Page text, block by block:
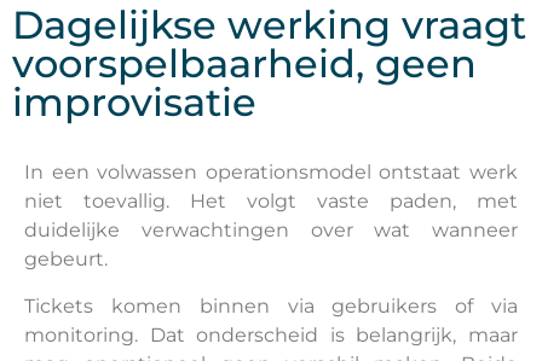
Dagelijkse werking vraagt
voorspelbaarheid, geen
improvisatie
In een volwassen operationsmodel ontstaat werk
niet toevallig. Het volgt vaste paden, met
duidelijke verwachtingen over wat wanneer
gebeurt.
Tickets komen binnen via gebruikers of via
monitoring. Dat onderscheid is belangrijk, maar